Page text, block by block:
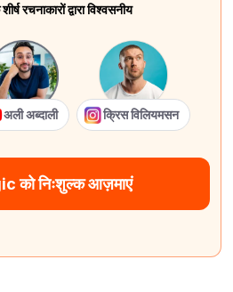
रचनाकारों द्वारा विश्वसनीय
अली अब्दाली क्रिस विलियमसन
को निःशुल्क आज़माएं